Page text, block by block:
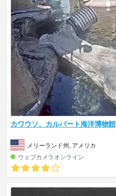
カワウソ、カルバート海洋博物館
メリーランド州, アメリカ
ウェブカメラオンライン